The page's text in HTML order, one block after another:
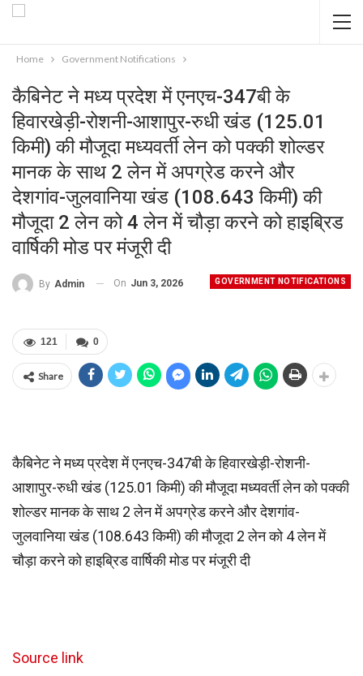
Home Government Notifications
कैबिनेट ने मध्य प्रदेश में एनएच-347बी के
हिवारखेड़ी-रोशनी-आशापुर-रुधी खंड (125.01
किमी) की मौजूदा मध्यवर्ती लेन को पक्की शोल्डर
मानक के साथ 2 लेन में अपग्रेड करने और
देशगांव-जुलवानिया खंड (108.643 किमी) की
मौजूदा 2 लेन को 4 लेन में चौड़ा करने को हाइब्रिड
वार्षिकी मोड पर मंजूरी दी
GOVERNMENT NOTIFICATIONS
By Admin On Jun 3, 2026
0
121
Share
कैबिनेट ने मध्य प्रदेश में एनएच-347बी के हिवारखेड़ी-रोशनी-
आशापुर-रुधी खंड (125.01 किमी) की मौजूदा मध्यवर्ती लेन को पक्की
शोल्डर मानक के साथ 2 लेन में अपग्रेड करने और देशगांव-
जुलवानिया खंड (108.643 किमी) की मौजूदा 2 लेन को 4 लेन में
चौड़ा करने को हाइब्रिड वार्षिकी मोड पर मंजूरी दी
Source link